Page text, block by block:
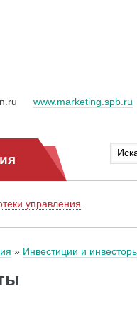
www.marketing.spb.ru
управления
Инвестиции и